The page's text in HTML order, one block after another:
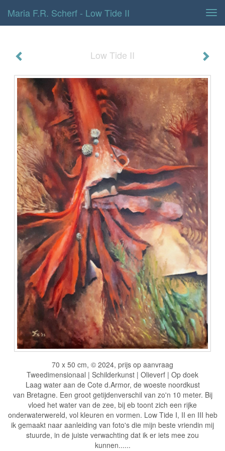
Maria F.r. Scherf - Low Tide II
Low Tide II
70 x 50 cm, © 2024, prijs op aanvraag
Tweedimensionaal | Schilderkunst | Olieverf | Op doek
Laag water aan de Cote d.Armor, de woeste noordkust
van Bretagne. Een groot getijdenverschil van zo'n 10 meter. Bij
vloed het water van de zee, bij eb toont zich een rijke
onderwaterwereld, vol kleuren en vormen. Low Tide I, II en III heb
ik gemaakt naar aanleiding van foto's die mijn beste vriendin mij
stuurde, in de juiste verwachting dat ik er iets mee zou
kunnen......